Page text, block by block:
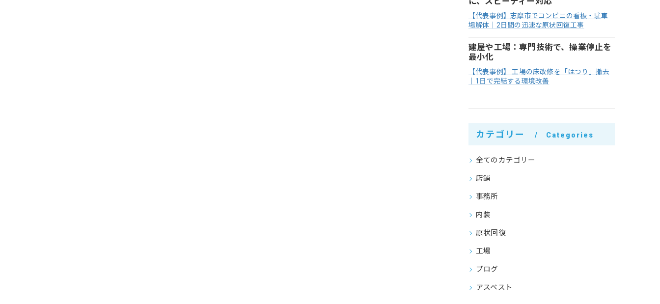
【代表事例】志摩市でコンビニの看板・駐車
場解体｜2日間の迅速な原状回復工事
建屋や工場：専門技術で、操業停止を
最小化
【代表事例】 工場の床改修を「はつり」撤去
｜1日で完結する環境改善
カテゴリー Categories
全てのカテゴリー
店舗
事務所
内装
原状回復
工場
ブログ
アスベスト